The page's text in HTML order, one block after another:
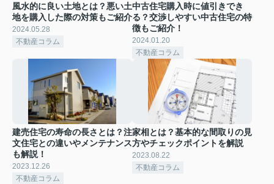
風水的に良い土地とは？悪い土
地を購入した際の対策もご紹介
2024.05.28
不動産コラム
中古住宅購入時に値引きでき
る？交渉しやすい中古住宅の特
徴もご紹介！
2024.01.20
不動産コラム
建売住宅の寿命の長さとは？注
文住宅との違いやメンテナンス
も解説！
2023.12.26
不動産コラム
家相とは？基本的な間取りの見
方やチェックポイントを解説
2023.08.22
不動産コラム